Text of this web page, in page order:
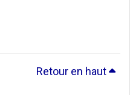
Retour en haut